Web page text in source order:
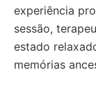
experiência
sessão,
estado
memórias